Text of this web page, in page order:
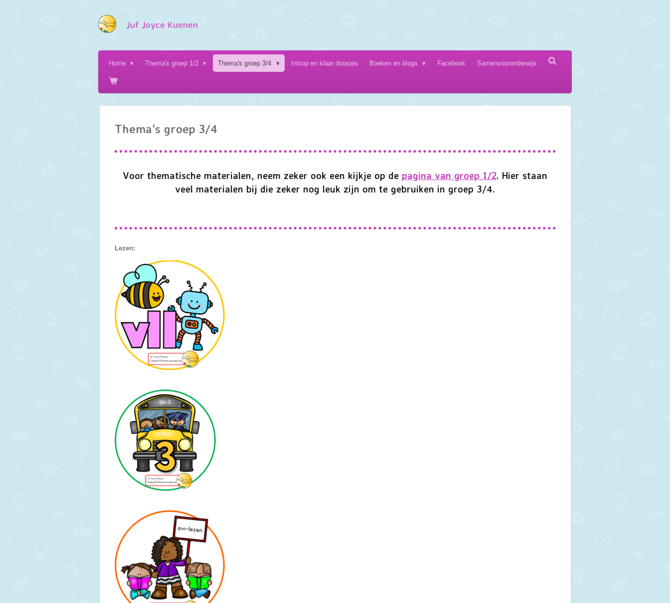
Juf Joyce Kuenen
Home Thema's groep 1/2 Thema's groep 3/4 Inloop en klaar doosjes Boeken en blogs Facebook Samenvooronderwijs
Thema's groep 3/4
Voor thematische materialen, neem zeker ook een kijkje op de pagina van groep 1/2. Hier staan
veel materialen bij die zeker nog leuk zijn om te gebruiken in groep 3/4.
Lezen: